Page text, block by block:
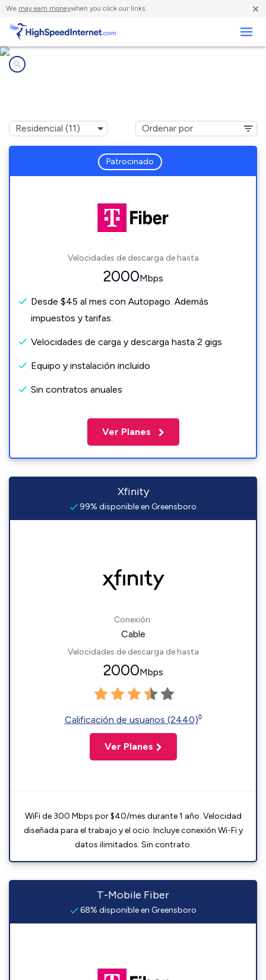
We may earn moneywhen you click our links. ×
Patrocinado
Velocidades de descarga de hasta
2000Mbps
Desde $45 al mes con Autopago. Además
impuestos y tarifas.
Velocidades de carga y descarga hasta 2 gigs
Equipo y instalación incluido
Sin contratos anuales
Ver Planes
Xfinity
99% disponible en Greensboro
Conexión:
Cable
Velocidades de descarga de hasta
2000Mbps
Calificación de usuarios (2440)◊
Ver Planes
WiFi de 300 Mbps por $40/mes durante 1 año. Velocidad
diseñada para el trabajo y el ocio. Incluye conexión Wi-Fi y
datos ilimitados. Sin contrato.
T-Mobile Fiber
68% disponible en Greensboro